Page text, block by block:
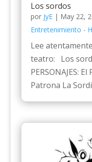
Los sordos
por JyE| May 22,
Entretenimiento -
Lee
teatro: Los
PERSONAJES:
Patrona La